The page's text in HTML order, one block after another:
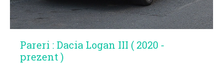
Pareri : Dacia Logan III ( 2020 -
prezent )